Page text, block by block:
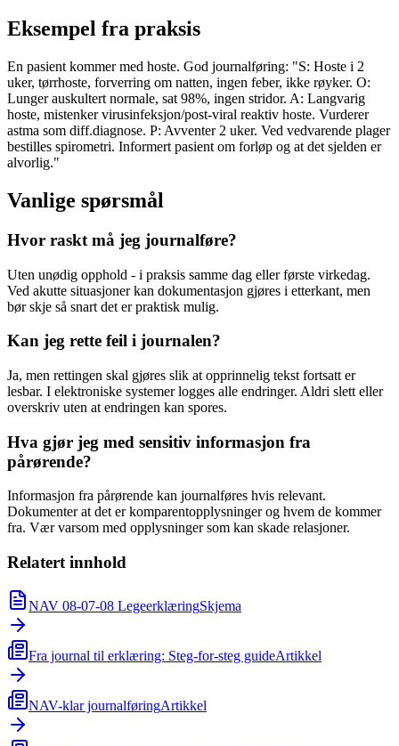
Eksempel fra praksis
En pasient kommer med hoste. God journalføring: "S: Hoste i 2
uker, tørrhoste, forverring om natten, ingen feber, ikke røyker. O:
Lunger auskultert normale, sat 98%, ingen stridor. A: Langvarig
hoste, mistenker virusinfeksjon/post-viral reaktiv hoste. Vurderer
astma som diff.diagnose. P: Avventer 2 uker. Ved vedvarende plager
bestilles spirometri. Informert pasient om forløp og at det sjelden er
alvorlig."
Vanlige spørsmål
Hvor raskt må jeg journalføre?
Uten unødig opphold - i praksis samme dag eller første virkedag.
Ved akutte situasjoner kan dokumentasjon gjøres i etterkant, men
bør skje så snart det er praktisk mulig.
Kan jeg rette feil i journalen?
Ja, men rettingen skal gjøres slik at opprinnelig tekst fortsatt er
lesbar. I elektroniske systemer logges alle endringer. Aldri slett eller
overskriv uten at endringen kan spores.
Hva gjør jeg med sensitiv informasjon fra
pårørende?
Informasjon fra pårørende kan journalføres hvis relevant.
Dokumenter at det er komparentopplysninger og hvem de kommer
fra. Vær varsom med opplysninger som kan skade relasjoner.
Relatert innhold
NAV 08-07-08 LegeerklæringSkjema
Fra journal til erklæring: Steg-for-steg guideArtikkel
NAV-klar journalføringArtikkel